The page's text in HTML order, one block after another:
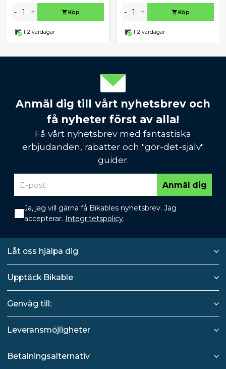
- + Köp
1-2 vardagar
- + Köp
1-2 vardagar
Anmäl dig till vårt nyhetsbrev och
få nyheter först av alla!
Få vårt nyhetsbrev med fantastiska
erbjudanden, rabatter och "gör-det-själv"
guider.
Anmäl dig
Ja, jag vill gärna få Bikables nyhetsbrev. Jag
accepterar. Integritetspolicy.
Låt oss hjälpa dig
Upptäck Bikable
Genväg till:
Leveransmöjligheter
Betalningsalternativ